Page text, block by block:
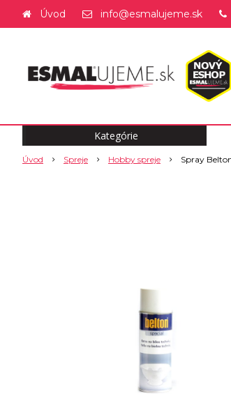
Úvod info@esmalujeme.sk
Úvod Spreje Hobby spreje Spray
Kategórie